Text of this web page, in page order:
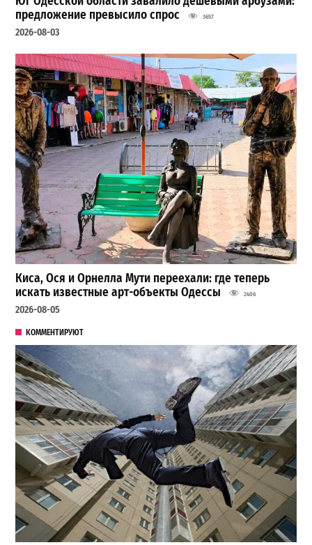
предложение превысило спрос
3657
2026-08-03
Киса, Ося и Орнелла Мути переехали: где теперь
искать известные арт-объекты Одессы
2406
2026-08-05
КОММЕНТИРУЮТ